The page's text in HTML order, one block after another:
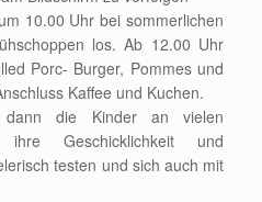
10.00 Uhr bei sommerlichen
los. Ab 12.00 Uhr
Porc- Burger, Pommes und
Kaffee und Kuchen.
die Kinder an vielen
ihre Geschicklichkeit und
testen und sich auch mit